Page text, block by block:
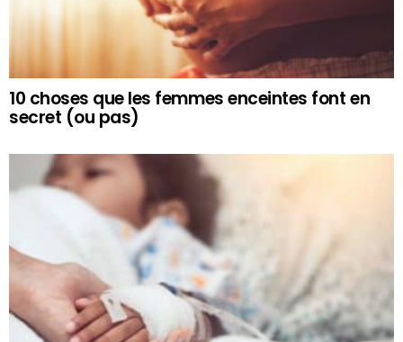
10 choses que les femmes enceintes font en
secret (ou pas)